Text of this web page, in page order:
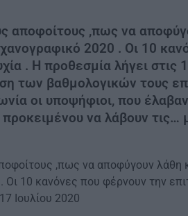
αποφοίτους ,πως να
2020 . Οι 10
. Η προθεσμία λήγει στις
των βαθμολογικών τους
οι υποψήφιοι, που
να λάβουν τις…
,πως να αποφύγουν λάθη
. Οι 10 κανόνες που φέρνουν την
Ιουλίου 2020